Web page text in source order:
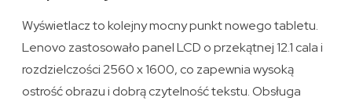
Wyświetlacz to kolejny mocny punkt nowego tabletu.
Lenovo zastosowało panel LCD o przekątnej 12.1 cala i
rozdzielczości 2560 x 1600, co zapewnia wysoką
ostrość obrazu i dobrą czytelność tekstu. Obsługa